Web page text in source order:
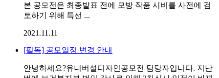
본 공모전은 최종발표 전에 모방 작품 시비를 사전에 검
토하기 위해 특선 ...
2021.11.11
[필독] 공모일정 변경 안내
안녕하세요?유니버설디자인공모전 담당자입니다. 지난